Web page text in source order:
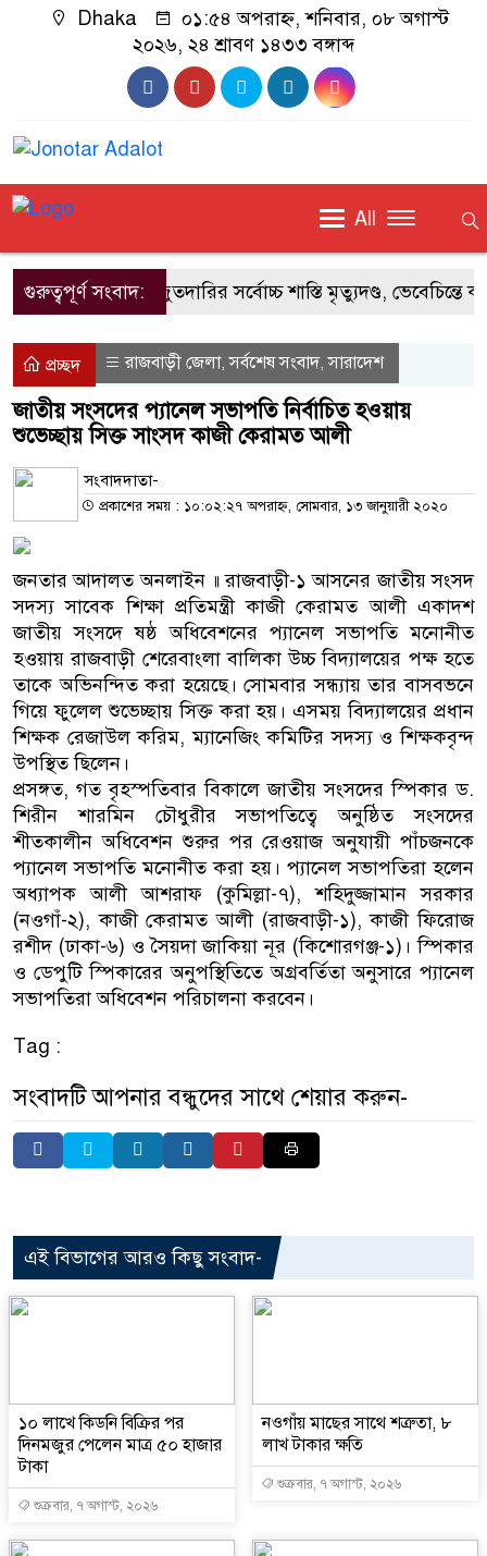
Dhaka
০১:৫৪ অপরাহ্ন, শনিবার, ০৮ অগাস্ট
২০২৬, ২৪ শ্রাবণ ১৪৩৩ বঙ্গাব্দ
All
গুরুত্বপূর্ণ সংবাদ:মজুতদারির সর্বোচ্চ শাস্তি মৃত্যুদণ্ড, ভেবেচিন্তে
প্রচ্ছদ রাজবাড়ী জেলা,সর্বশেষ সংবাদ,সারাদেশ
জাতীয় সংসদের প্যানেল সভাপতি নির্বাচিত হওয়ায়
শুভেচ্ছায় সিক্ত সাংসদ কাজী কেরামত আলী
সংবাদদাতা-
প্রকাশের সময় : ১০:০২:২৭ অপরাহ্ন, সোমবার, ১৩ জানুয়ারী ২০২০
জনতার আদালত অনলাইন ॥ রাজবাড়ী-১ আসনের জাতীয় সংসদ
সদস্য সাবেক শিক্ষা প্রতিমন্ত্রী কাজী কেরামত আলী একাদশ
জাতীয় সংসদে ষষ্ঠ অধিবেশনের প্যানেল সভাপতি মনোনীত
হওয়ায় রাজবাড়ী শেরেবাংলা বালিকা উচ্চ বিদ্যালয়ের পক্ষ হতে
তাকে অভিনন্দিত করা হয়েছে। সোমবার সন্ধ্যায় তার বাসবভনে
গিয়ে ফুলেল শুভেচ্ছায় সিক্ত করা হয়। এসময় বিদ্যালয়ের প্রধান
শিক্ষক রেজাউল করিম, ম্যানেজিং কমিটির সদস্য ও শিক্ষকবৃন্দ
উপস্থিত ছিলেন।
প্রসঙ্গত, গত বৃহস্পতিবার বিকালে জাতীয় সংসদের স্পিকার ড.
শিরীন শারমিন চৌধুরীর সভাপতিত্বে অনুষ্ঠিত সংসদের
শীতকালীন অধিবেশন শুরুর পর রেওয়াজ অনুযায়ী পাঁচজনকে
প্যানেল সভাপতি মনোনীত করা হয়। প্যানেল সভাপতিরা হলেন
অধ্যাপক আলী আশরাফ (কুমিল্লা-৭), শহিদুজ্জামান সরকার
(নওগাঁ-২), কাজী কেরামত আলী (রাজবাড়ী-১), কাজী ফিরোজ
রশীদ (ঢাকা-৬) ও সৈয়দা জাকিয়া নূর (কিশোরগঞ্জ-১)। স্পিকার
ও ডেপুটি স্পিকারের অনুপস্থিতিতে অগ্রবর্তিতা অনুসারে প্যানেল
সভাপতিরা অধিবেশন পরিচালনা করবেন।
Tag :
সংবাদটি আপনার বন্ধুদের সাথে শেয়ার করুন-
এই বিভাগের আরও কিছু সংবাদ-
১০ লাখে কিডনি বিক্রির পর
দিনমজুর পেলেন মাত্র ৫০ হাজার
টাকা
শুক্রবার, ৭ অগাস্ট, ২০২৬
নওগাঁয় মাছের সাথে শত্রুতা, ৮
লাখ টাকার ক্ষতি
শুক্রবার, ৭ অগাস্ট, ২০২৬